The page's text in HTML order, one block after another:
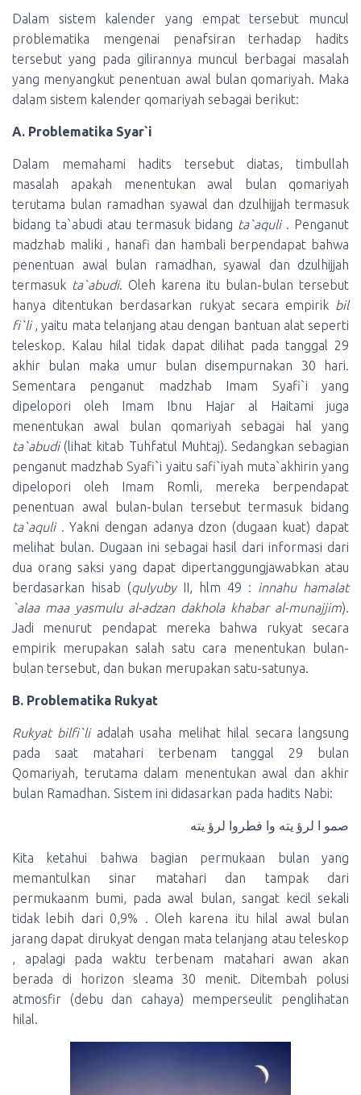
Dalam sistem kalender yang empat tersebut muncul
problematika mengenai penafsiran terhadap hadits
tersebut yang pada gilirannya muncul berbagai masalah
yang menyangkut penentuan awal bulan qomariyah. Maka
dalam sistem kalender qomariyah sebagai berikut:
A. Problematika Syar`i
Dalam memahami hadits tersebut diatas, timbullah
masalah apakah menentukan awal bulan qomariyah
terutama bulan ramadhan syawal dan dzulhijjah termasuk
bidang ta`abudi atau termasuk bidang ta`aquli. Penganut
madzhab maliki , hanafi dan hambali berpendapat bahwa
penentuan awal bulan ramadhan, syawal dan dzulhijjah
termasuk ta`abudi. Oleh karena itu bulan-bulan tersebut
hanya ditentukan berdasarkan rukyat secara empirik bil
fi`li, yaitu mata telanjang atau dengan bantuan alat seperti
teleskop. Kalau hilal tidak dapat dilihat pada tanggal 29
akhir bulan maka umur bulan disempurnakan 30 hari.
Sementara penganut madzhab Imam Syafi`i yang
dipelopori oleh Imam Ibnu Hajar al Haitami juga
menentukan awal bulan qomariyah sebagai hal yang
ta`abudi(lihat kitab Tuhfatul Muhtaj). Sedangkan sebagian
penganut madzhab Syafi`i yaitu safi`iyah muta`akhirin yang
dipelopori oleh Imam Romli, mereka berpendapat
penentuan awal bulan-bulan tersebut termasuk bidang
ta`aquli. Yakni dengan adanya dzon (dugaan kuat) dapat
melihat bulan. Dugaan ini sebagai hasil dari informasi dari
dua orang saksi yang dapat dipertanggungjawabkan atau
berdasarkan hisab (qulyubyII, hlm 49 :
innahu hamalat
`alaa maa yasmulu al-adzan dakhola khabar al-munajjim).
Jadi menurut pendapat mereka bahwa rukyat secara
empirik merupakan salah satu cara menentukan bulan-
bulan tersebut, dan bukan merupakan satu-satunya.
B. Problematika Rukyat
Rukyat bilfi`liadalah usaha melihat hilal secara langsung
pada saat matahari terbenam tanggal 29 bulan
Qomariyah, terutama dalam menentukan awal dan akhir
bulan Ramadhan. Sistem ini didasarkan pada hadits Nabi:
صمو ا لرؤ يته وا فطروا لرؤ يته
Kita ketahui bahwa bagian permukaan bulan yang
memantulkan sinar matahari dan tampak dari
permukaanm bumi, pada awal bulan, sangat kecil sekali
tidak lebih dari 0,9% . Oleh karena itu hilal awal bulan
jarang dapat dirukyat dengan mata telanjang atau teleskop
, apalagi pada waktu terbenam matahari awan akan
berada di horizon sleama 30 menit. Ditembah polusi
atmosfir (debu dan cahaya) memperseulit penglihatan
hilal.